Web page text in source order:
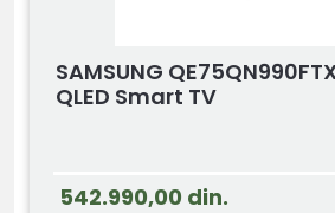
SAMSUNG
QLED Smart TV
542.990,00 din.